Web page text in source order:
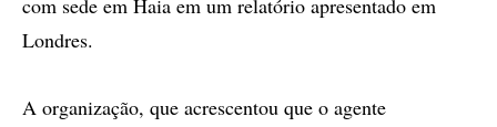
com sede em Haia em um relatório apresentado em
Londres.
A organização, que acrescentou que o agente